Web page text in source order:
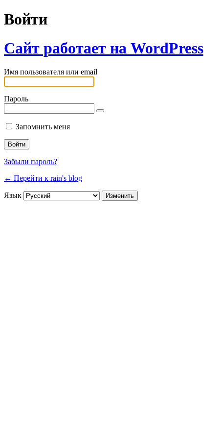
Войти
Сайт работает на WordPress
Имя пользователя или email
Пароль
Запомнить меня
Забыли пароль?
← Перейти к rain's blog
Язык